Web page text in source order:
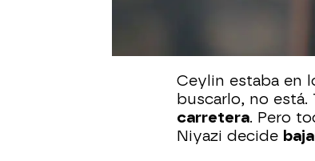
despacho de
y
Ceylin estaba en
buscarlo, no
carretera. Pero
Niyazi decide